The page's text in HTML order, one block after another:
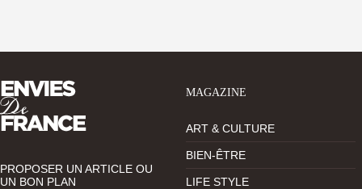
PROPOSER UN ARTICLE OU
UN BON PLAN
MAGAZINE
ART & CULTURE
BIEN-ÊTRE
LIFE STYLE